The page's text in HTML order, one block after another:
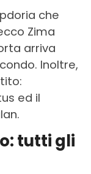
che
Zima
arriva
Inoltre,
ed il
tutti gli